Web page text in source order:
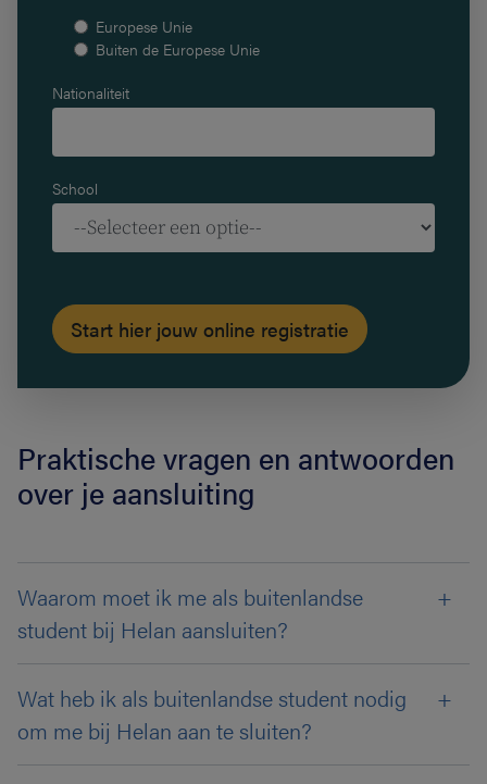
Europese Unie
Buiten de Europese Unie
Nationaliteit
School
Praktische vragen en antwoorden
over je aansluiting
Waarom moet ik me als buitenlandse
student bij Helan aansluiten?
Wat heb ik als buitenlandse student nodig
om me bij Helan aan te sluiten?